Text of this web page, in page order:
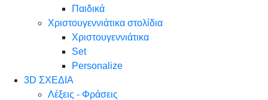
Παιδικά
Χριστουγεννιάτικα στολίδια
Χριστουγεννιάτικα
Set
Personalize
3D ΣΧΕΔΙΑ
Λέξεις - Φράσεις